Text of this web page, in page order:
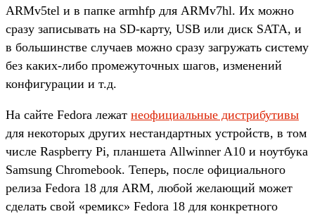
ARMv5tel и в папке armhfp для ARMv7hl. Их можно
сразу записывать на SD-карту, USB или диск SATA, и
в большинстве случаев можно сразу загружать систему
без каких-либо промежуточных шагов, изменений
конфигурации и т.д.
На сайте Fedora лежат неофициальные дистрибутивы
для некоторых других нестандартных устройств, в том
числе Raspberry Pi, планшета Allwinner A10 и ноутбука
Samsung Chromebook. Теперь, после официального
релиза Fedora 18 для ARM, любой желающий может
сделать свой «ремикс» Fedora 18 для конкретного